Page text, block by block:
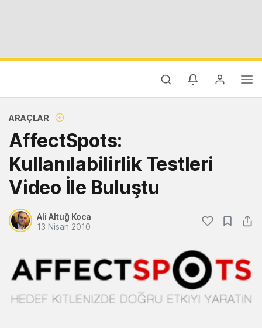
ARAÇLAR
AffectSpots:
Kullanılabilirlik Testleri
Video İle Buluştu
Ali Altuğ Koca
13 Nisan 2010